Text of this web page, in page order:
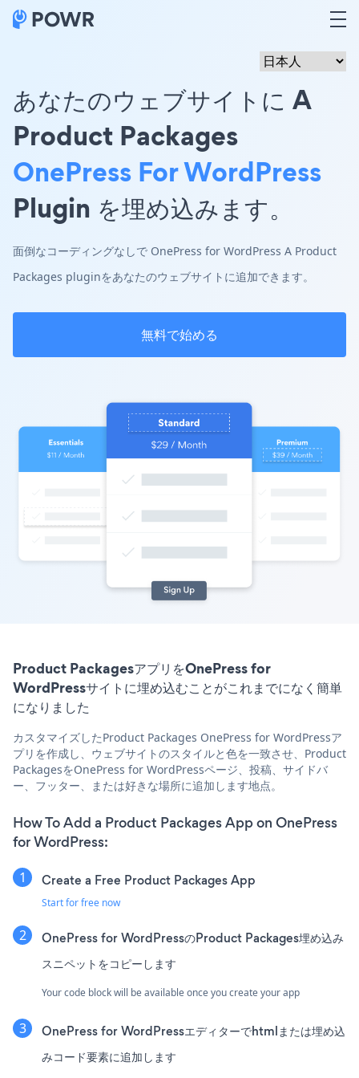
あなたのウェブサイトに A
Product Packages
OnePress For WordPress
Plugin を埋め込みます。
面倒なコーディングなしで OnePress for WordPress A Product
Packages pluginをあなたのウェブサイトに追加できます。
無料で始める
Product PackagesアプリをOnePress for
WordPressサイトに埋め込むことがこれまでになく簡単
になりました
カスタマイズしたProduct Packages OnePress for WordPressア
プリを作成し、ウェブサイトのスタイルと色を一致させ、Product
PackagesをOnePress for WordPressページ、投稿、サイドバ
ー、フッター、または好きな場所に追加します地点。
How To Add a Product Packages App on OnePress
for WordPress:
Create a Free Product Packages App
Start for free now
OnePress for WordPressのProduct Packages埋め込み
スニペットをコピーします
Your code block will be available once you create your app
OnePress for WordPressエディターでhtmlまたは埋め込
みコード要素に追加します